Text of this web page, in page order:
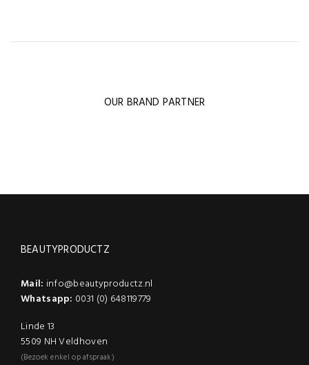
OUR BRAND PARTNER
BEAUTYPRODUCTZ
Mail: info@beautyproductz.nl
Whatsapp: 0031 (0) 648119779
Linde 13
5509 NH Veldhoven
(Bezoek enkel op afspraak)